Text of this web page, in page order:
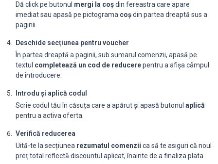
Dă click pe butonul mergi la coșdin fereastra care apare
imediat sau apasă pe pictograma coșdin partea dreaptă sus a
paginii.
Deschide secțiunea pentru voucher
În partea dreaptă a paginii, sub sumarul comenzii, apasă pe
textul completează un cod de reducerepentru a afișa câmpul
de introducere.
Introdu și aplică codul
Scrie codul tău în căsuța care a apărut și apasă butonul aplică
pentru a activa oferta.
Verifică reducerea
Uită-te la secțiunea rezumatul comenzii ca să te asiguri că noul
preț total reflectă discountul aplicat, înainte de a finaliza plata.